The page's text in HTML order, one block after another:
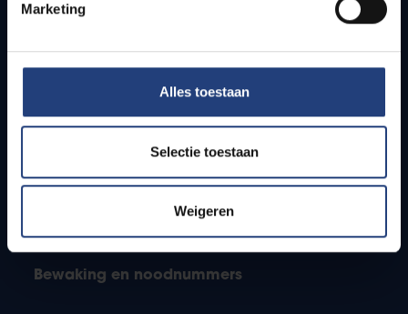
Marketing
Alles toestaan
Selectie toestaan
Weigeren
Studenten
PhD-studenten
Leerkrachten en secundaire scholen
Bewaking en noodnummers